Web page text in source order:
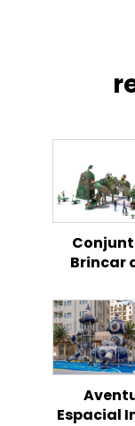
Brincar
Tema de
Espacial